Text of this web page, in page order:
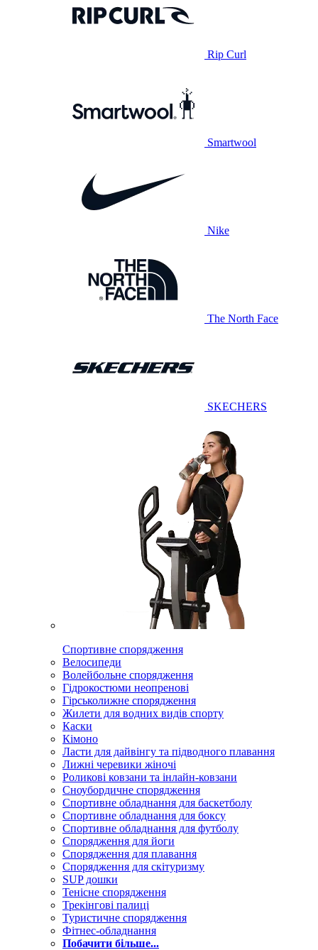
Rip Curl
Smartwool
Nike
The North Face
SKECHERS
Спортивне спорядження
Велосипеди
Волейбольне спорядження
Гідрокостюми неопренові
Гірськолижне спорядження
Жилети для водних видів спорту
Каски
Кімоно
Ласти для дайвінгу та підводного плавання
Лижні черевики жіночі
Роликові ковзани та інлайн-ковзани
Сноубордичне спорядження
Спортивне обладнання для баскетболу
Спортивне обладнання для боксу
Спортивне обладнання для футболу
Спорядження для йоги
Спорядження для плавання
Спорядження для скітуризму
SUP дошки
Тенісне спорядження
Трекінгові палиці
Туристичне спорядження
Фітнес-обладнання
Побачити більше...